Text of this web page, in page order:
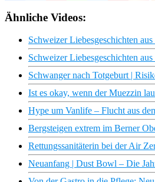
Ähnliche Videos:
Schweizer Liebesgeschichten
Schweizer Liebesgeschichten
Schwanger nach Totgeburt |
Ist es okay, wenn der Muezzin
Hype um Vanlife – Flucht aus
Bergsteigen extrem im Berner
Rettungssanitäterin bei der Air
Neuanfang | Dust Bowl – Die